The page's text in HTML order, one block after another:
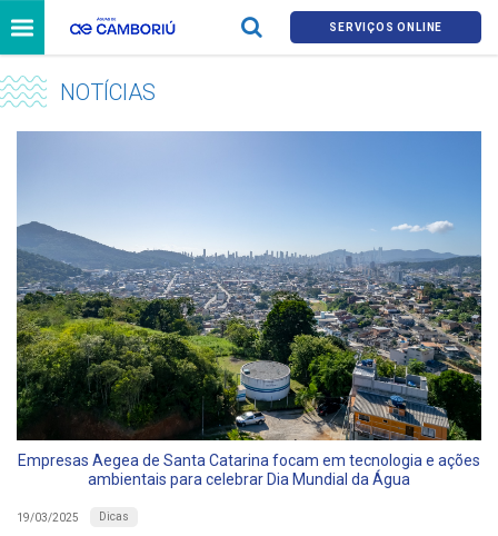
SERVIÇOS ONLINE
NOTÍCIAS
Empresas Aegea de Santa Catarina focam em tecnologia e ações
ambientais para celebrar Dia Mundial da Água
19/03/2025 Dicas